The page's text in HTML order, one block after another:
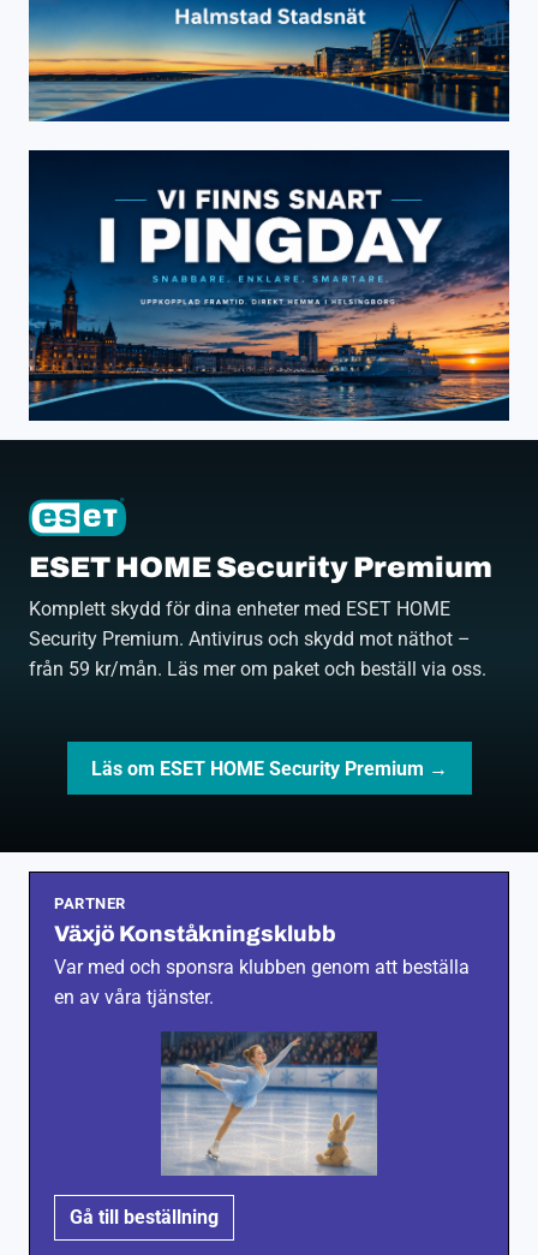
ESET HOME Security Premium
Komplett skydd för dina enheter med ESET HOME
Security Premium. Antivirus och skydd mot näthot –
från 59 kr/mån. Läs mer om paket och beställ via oss.
Läs om ESET HOME Security Premium →
PARTNER
Växjö Konståkningsklubb
Var med och sponsra klubben genom att beställa
en av våra tjänster.
Gå till beställning